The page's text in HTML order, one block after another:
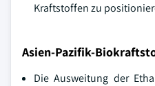
Kraftstoffen zu
Asien-Pazifik-
Die Ausweitung der